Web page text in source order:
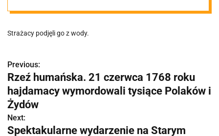
Strażacy podjęli go z wody.
N
a
w
i
Previous:
Rzeź humańska. 21 czerwca 1768 roku
hajdamacy wymordowali tysiące Polaków i
Żydów
Next:
Spektakularne wydarzenie na Starym